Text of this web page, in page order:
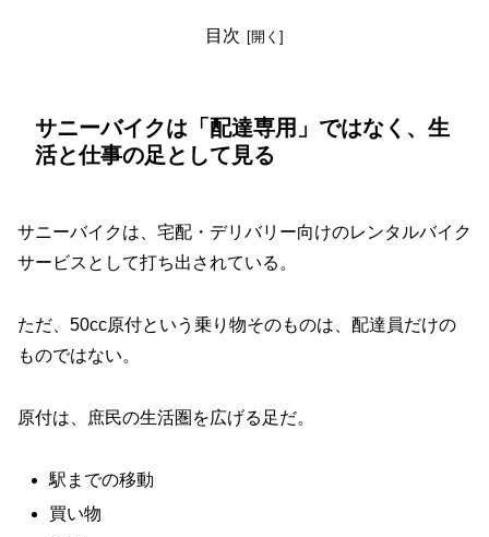
目次
サニーバイクは「配達専用」ではなく、生
活と仕事の足として見る
サニーバイクは、宅配・デリバリー向けのレンタルバイク
サービスとして打ち出されている。
ただ、50cc原付という乗り物そのものは、配達員だけの
ものではない。
原付は、庶民の生活圏を広げる足だ。
駅までの移動
買い物